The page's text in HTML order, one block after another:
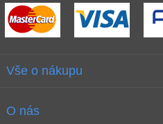
Vše o nákupu
Obchodní podmínky
O nás